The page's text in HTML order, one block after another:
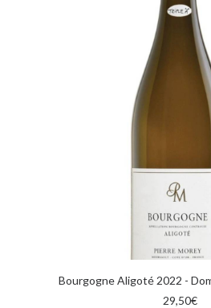
AGGIUNGI AL
Bourgogne Aligoté 2022 -
29,50€